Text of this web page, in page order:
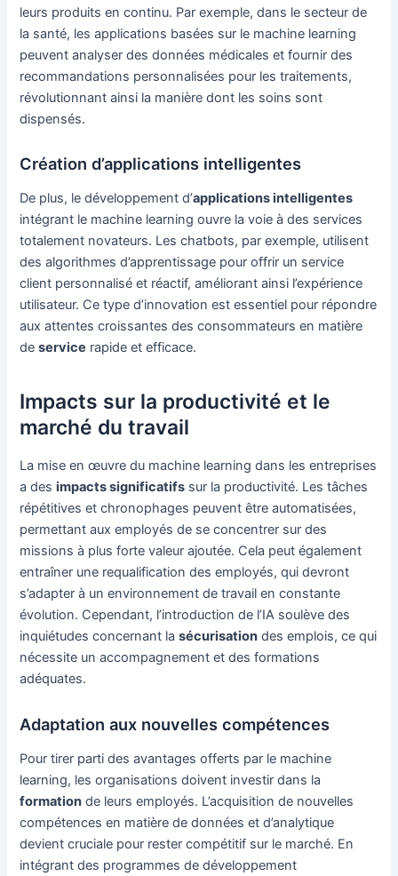
leurs produits en continu. Par exemple, dans le secteur de
la santé, les applications basées sur le machine learning
peuvent analyser des données médicales et fournir des
recommandations personnalisées pour les traitements,
révolutionnant ainsi la manière dont les soins sont
dispensés.
Création d’applications intelligentes
De plus, le développement d’applications intelligentes
intégrant le machine learning ouvre la voie à des services
totalement novateurs. Les chatbots, par exemple, utilisent
des algorithmes d’apprentissage pour offrir un service
client personnalisé et réactif, améliorant ainsi l’expérience
utilisateur. Ce type d’innovation est essentiel pour répondre
aux attentes croissantes des consommateurs en matière
deservice rapide et efficace.
Impacts sur la productivité et le
marché du travail
La mise en œuvre du machine learning dans les entreprises
a desimpacts significatifs sur la productivité. Les tâches
répétitives et chronophages peuvent être automatisées,
permettant aux employés de se concentrer sur des
missions à plus forte valeur ajoutée. Cela peut également
entraîner une requalification des employés, qui devront
s’adapter à un environnement de travail en constante
évolution. Cependant, l’introduction de l’IA soulève des
inquiétudes concernant lasécurisation des emplois, ce qui
nécessite un accompagnement et des formations
adéquates.
Adaptation aux nouvelles compétences
Pour tirer parti des avantages offerts par le machine
learning, les organisations doivent investir dans la
formation de leurs employés. L’acquisition de nouvelles
compétences en matière de données et d’analytique
devient cruciale pour rester compétitif sur le marché. En
intégrant des programmes de développement